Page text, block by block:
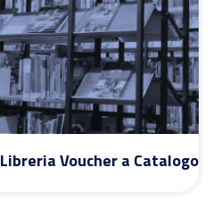
Libreria Voucher a Catalogo